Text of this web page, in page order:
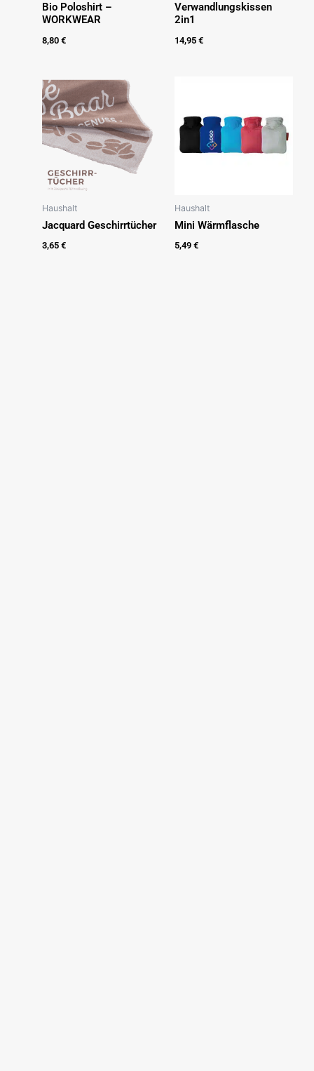
Bio Poloshirt –
WORKWEAR
8,80 €
Verwandlungskissen
2in1
14,95 €
Haushalt
Jacquard Geschirrtücher
3,65 €
Haushalt
Mini Wärmflasche
5,49 €